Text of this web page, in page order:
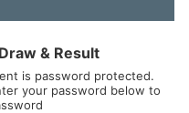
& Result
is password protected.
your password below to